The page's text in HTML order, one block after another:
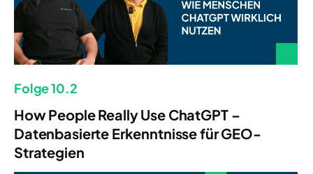
Folge 10.2
How People Really Use ChatGPT –
Datenbasierte Erkenntnisse für GEO-
Strategien